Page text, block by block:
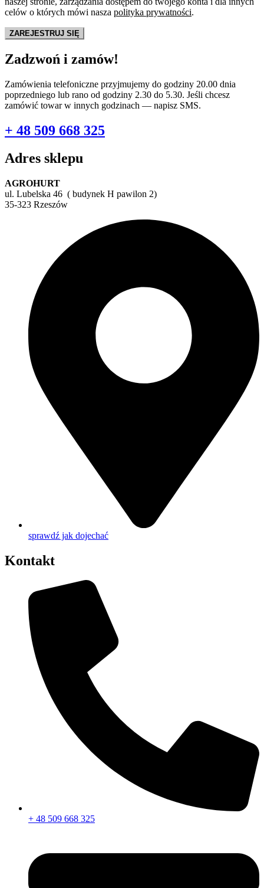
celów o których mówi nasza polityka prywatności.
ZAREJESTRUJ SIĘ
Zadzwoń i zamów!
Zamówienia telefoniczne przyjmujemy do godziny 20.00 dnia
poprzedniego lub rano od godziny 2.30 do 5.30. Jeśli chcesz
zamówić towar w innych godzinach — napisz SMS.
+ 48 509 668 325
Adres sklepu
AGROHURT
ul. Lubelska 46 ( budynek H pawilon 2)
35-323 Rzeszów
sprawdź jak dojechać
Kontakt
+ 48 509 668 325